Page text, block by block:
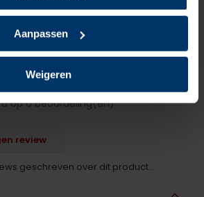
Aanpassen
Weigeren
Wit
op 0 beoordeling(en)
review
geschreven over dit product..